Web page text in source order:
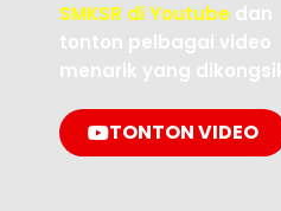
SMKSR di Youtube dan
tonton pelbagai video
menarik yang
TONTON VIDEO